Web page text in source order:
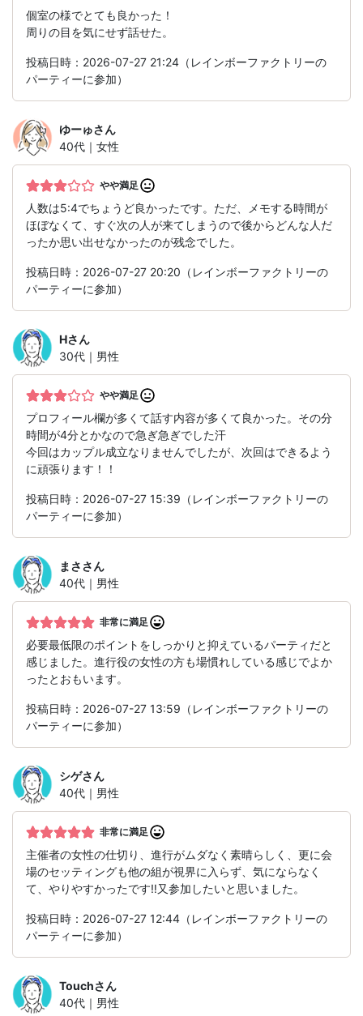
個室の様でとても良かった！
周りの目を気にせず話せた。
投稿日時：2026-07-27 21:24（レインボーファクトリーの
パーティーに参加）
ゆーゅさん
40代｜女性
やや満足
人数は5:4でちょうど良かったです。ただ、メモする時間が
ほぼなくて、すぐ次の人が来てしまうので後からどんな人だ
ったか思い出せなかったのが残念でした。
投稿日時：2026-07-27 20:20（レインボーファクトリーの
パーティーに参加）
Hさん
30代｜男性
やや満足
プロフィール欄が多くて話す内容が多くて良かった。その分
時間が4分とかなので急ぎ急ぎでした汗
今回はカップル成立なりませんでしたが、次回はできるよう
に頑張ります！！
投稿日時：2026-07-27 15:39（レインボーファクトリーの
パーティーに参加）
まささん
40代｜男性
非常に満足
必要最低限のポイントをしっかりと抑えているパーティだと
感じました。進行役の女性の方も場慣れしている感じでよか
ったとおもいます。
投稿日時：2026-07-27 13:59（レインボーファクトリーの
パーティーに参加）
シゲさん
40代｜男性
非常に満足
主催者の女性の仕切り、進行がムダなく素晴らしく、更に会
場のセッティングも他の組が視界に入らず、気にならなく
て、やりやすかったです‼️又参加したいと思いました。
投稿日時：2026-07-27 12:44（レインボーファクトリーの
パーティーに参加）
Touchさん
40代｜男性